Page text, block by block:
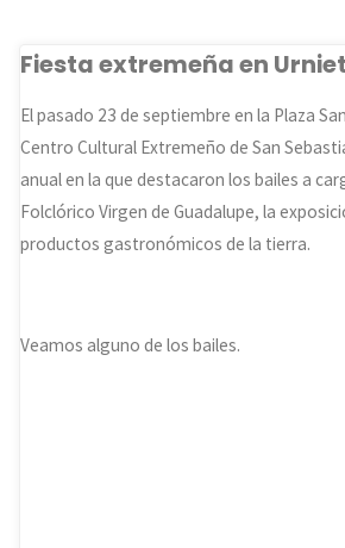
Fiesta extremeña en
El pasado 23 de septiembre en la Plaza
Centro Cultural Extremeño de San
anual en la que destacaron los bailes a
Folclórico Virgen de Guadalupe, la
productos gastronómicos de la tierra.
Veamos alguno de los bailes.